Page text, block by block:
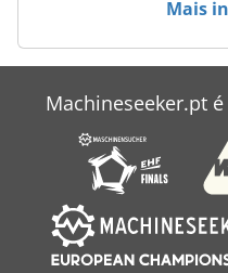
Case Ih 9370
Case Ih Maxxum 110
Case Ih Maxxum 5140
Mais
Machineseeker.pt